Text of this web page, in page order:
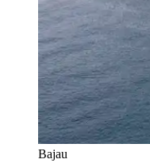
Bajau